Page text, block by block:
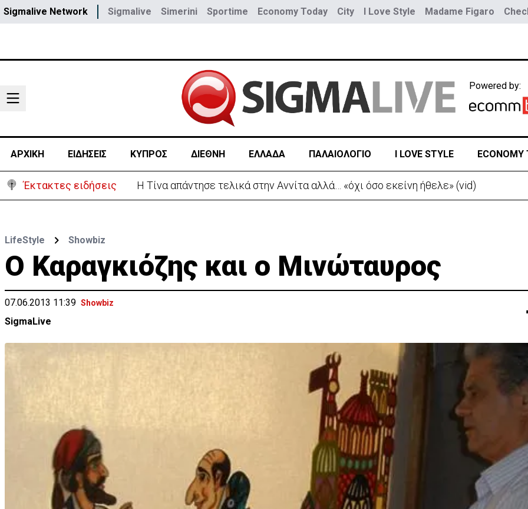
Sigmalive Network Sigmalive Simerini Sportime Economy Today City I Love Style Madame Figaro
Powered by:
ΑΡΧΙΚΗ ΕΙΔΗΣΕΙΣ ΚΥΠΡΟΣ ΔΙΕΘΝΗ ΕΛΛΑΔΑ ΠΑΛΑΙΟΛΟΓΙΟ I LOVE STYLE ECONOMY
Έκτακτες ειδήσεις Στο «κίτρινο» η Κύπρος- Νέα προειδοποίηση για εξαιρετικά υψηλές θερμοκρασίες
LifeStyle Showbiz
Ο Καραγκιόζης και ο Μινώταυρος
07.06.2013 11:39 Showbiz
SigmaLive